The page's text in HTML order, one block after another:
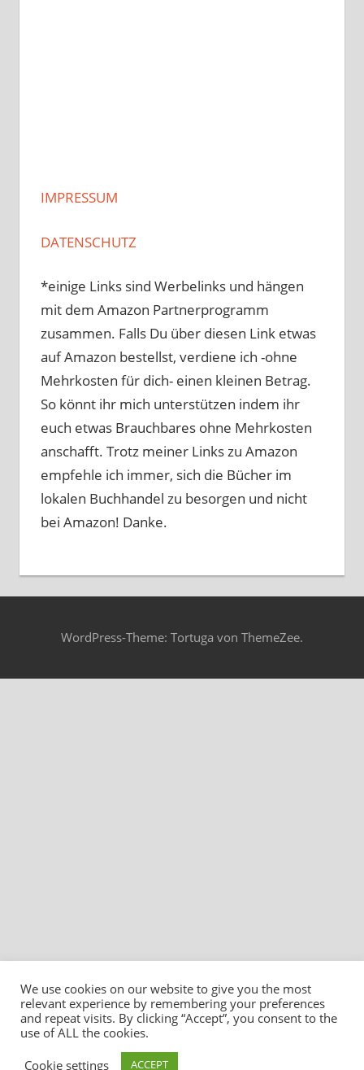
IMPRESSUM
DATENSCHUTZ
*einige Links sind Werbelinks und hängen
mit dem Amazon Partnerprogramm
zusammen. Falls Du über diesen Link etwas
auf Amazon bestellst, verdiene ich -ohne
Mehrkosten für dich- einen kleinen Betrag.
So könnt ihr mich unterstützen indem ihr
euch etwas Brauchbares ohne Mehrkosten
anschafft. Trotz meiner Links zu Amazon
empfehle ich immer, sich die Bücher im
lokalen Buchhandel zu besorgen und nicht
bei Amazon! Danke.
WordPress-Theme: Tortuga von ThemeZee.
We use cookies on our website to give you the most
relevant experience by remembering your preferences
and repeat visits. By clicking “Accept”, you consent to the
use of ALL the cookies.
Cookie settings
ACCEPT